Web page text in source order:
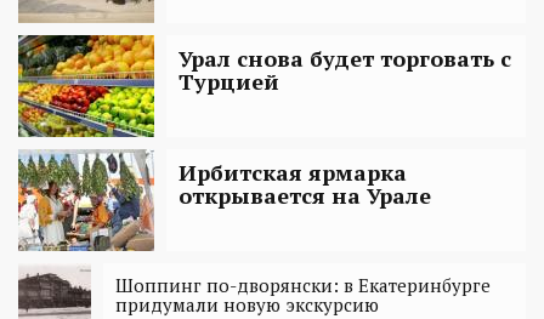
Урал снова будет торговать с
Турцией
Ирбитская ярмарка
открывается на Урале
Шоппинг по-дворянски: в Екатеринбурге
придумали новую экскурсию